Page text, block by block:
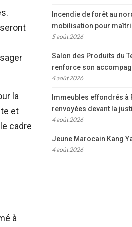
la
et
cadre
à
Incendie de forêt au
mobilisation pour
5 août 2026
Salon des Produits du
renforce son
4 août 2026
Immeubles effondrés à
renvoyées devant la
4 août 2026
Jeune Marocain Kang
4 août 2026